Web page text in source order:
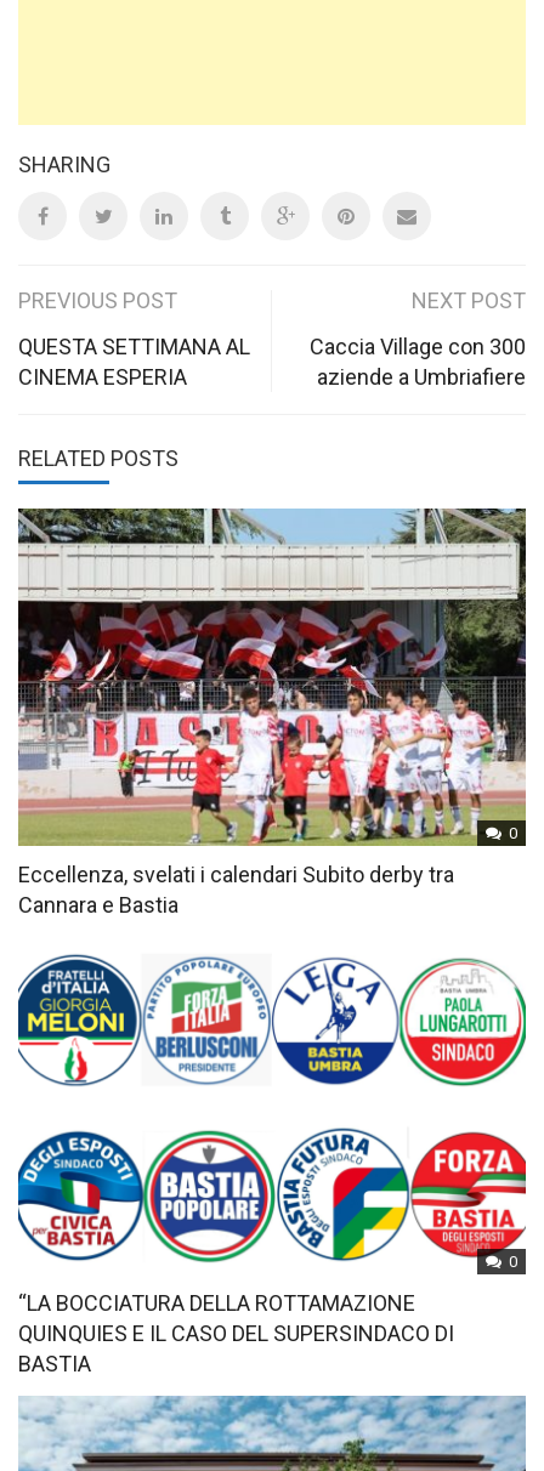
SHARING
Post
navigation
PREVIOUS POST
QUESTA SETTIMANA AL
CINEMA ESPERIA
NEXT POST
Caccia Village con 300
aziende a Umbriafiere
RELATED POSTS
0
Eccellenza, svelati i calendari Subito derby tra
Cannara e Bastia
0
“LA BOCCIATURA DELLA ROTTAMAZIONE
QUINQUIES E IL CASO DEL SUPERSINDACO DI
BASTIA